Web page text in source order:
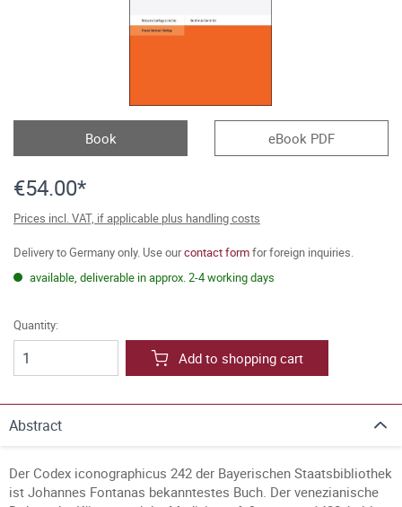
Book eBook PDF
€54.00*
Prices incl. VAT, if applicable plus handling costs
Delivery to Germany only. Use ourcontact formfor foreign inquiries.
available, deliverable in approx. 2-4 working days
Quantity:
Add to shopping cart
Abstract
Der Codex iconographicus 242 der Bayerischen Staatsbibliothek
ist Johannes Fontanas bekanntestes Buch. Der venezianische